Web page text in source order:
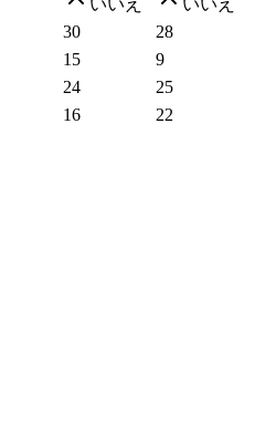
いいえ
いいえ
30
28
15
9
24
25
16 22